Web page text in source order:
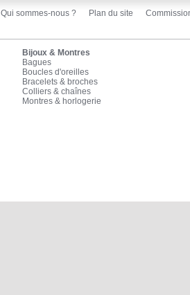
Qui sommes-nous ? Plan du site
Bijoux & Montres
Bagues
Boucles d'oreilles
Bracelets & broches
Colliers & chaînes
Montres & horlogerie